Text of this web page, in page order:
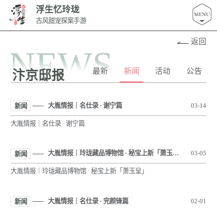
浮生忆玲珑
古风甜宠探案手游
NEWS
汴京邸报
返回
最新 新闻 活动 公告
新闻 03-14
大胤情报｜名仕录 · 谢宁篇
大胤情报｜名仕录 · 谢宁篇
新闻 03-05
大胤情报｜玲珑藏品博物馆 · 秘宝上新「萧玉呈」
大胤情报｜玲珑藏品博物馆 · 秘宝上新「萧玉呈」
新闻 02-01
大胤情报｜名仕录 · 完颜锋篇